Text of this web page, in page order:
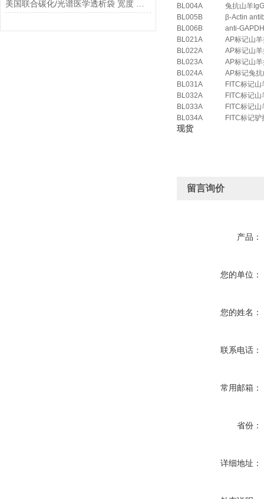
BL004A
兔抗山羊
BL005B
β-Actin
BL006B
anti-
BL021A
AP标记山
BL022A
AP标记山
BL023A
AP标记山
BL024A
AP标记兔
BL031A
FITC标记
BL032A
FITC标记
BL033A
FITC标记
BL034A
FITC标记
现货
留言询价
产品：
您的单位：
您的姓名：
联系电话：
常用邮箱：
省份：
详细地址：